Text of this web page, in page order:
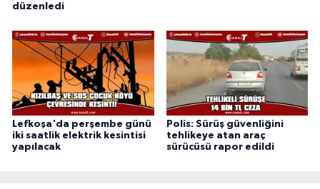
düzenledi
Lefkoşa'da perşembe günü
iki saatlik elektrik kesintisi
yapılacak
Polis: Sürüş güvenliğini
tehlikeye atan araç
sürücüsü rapor edildi